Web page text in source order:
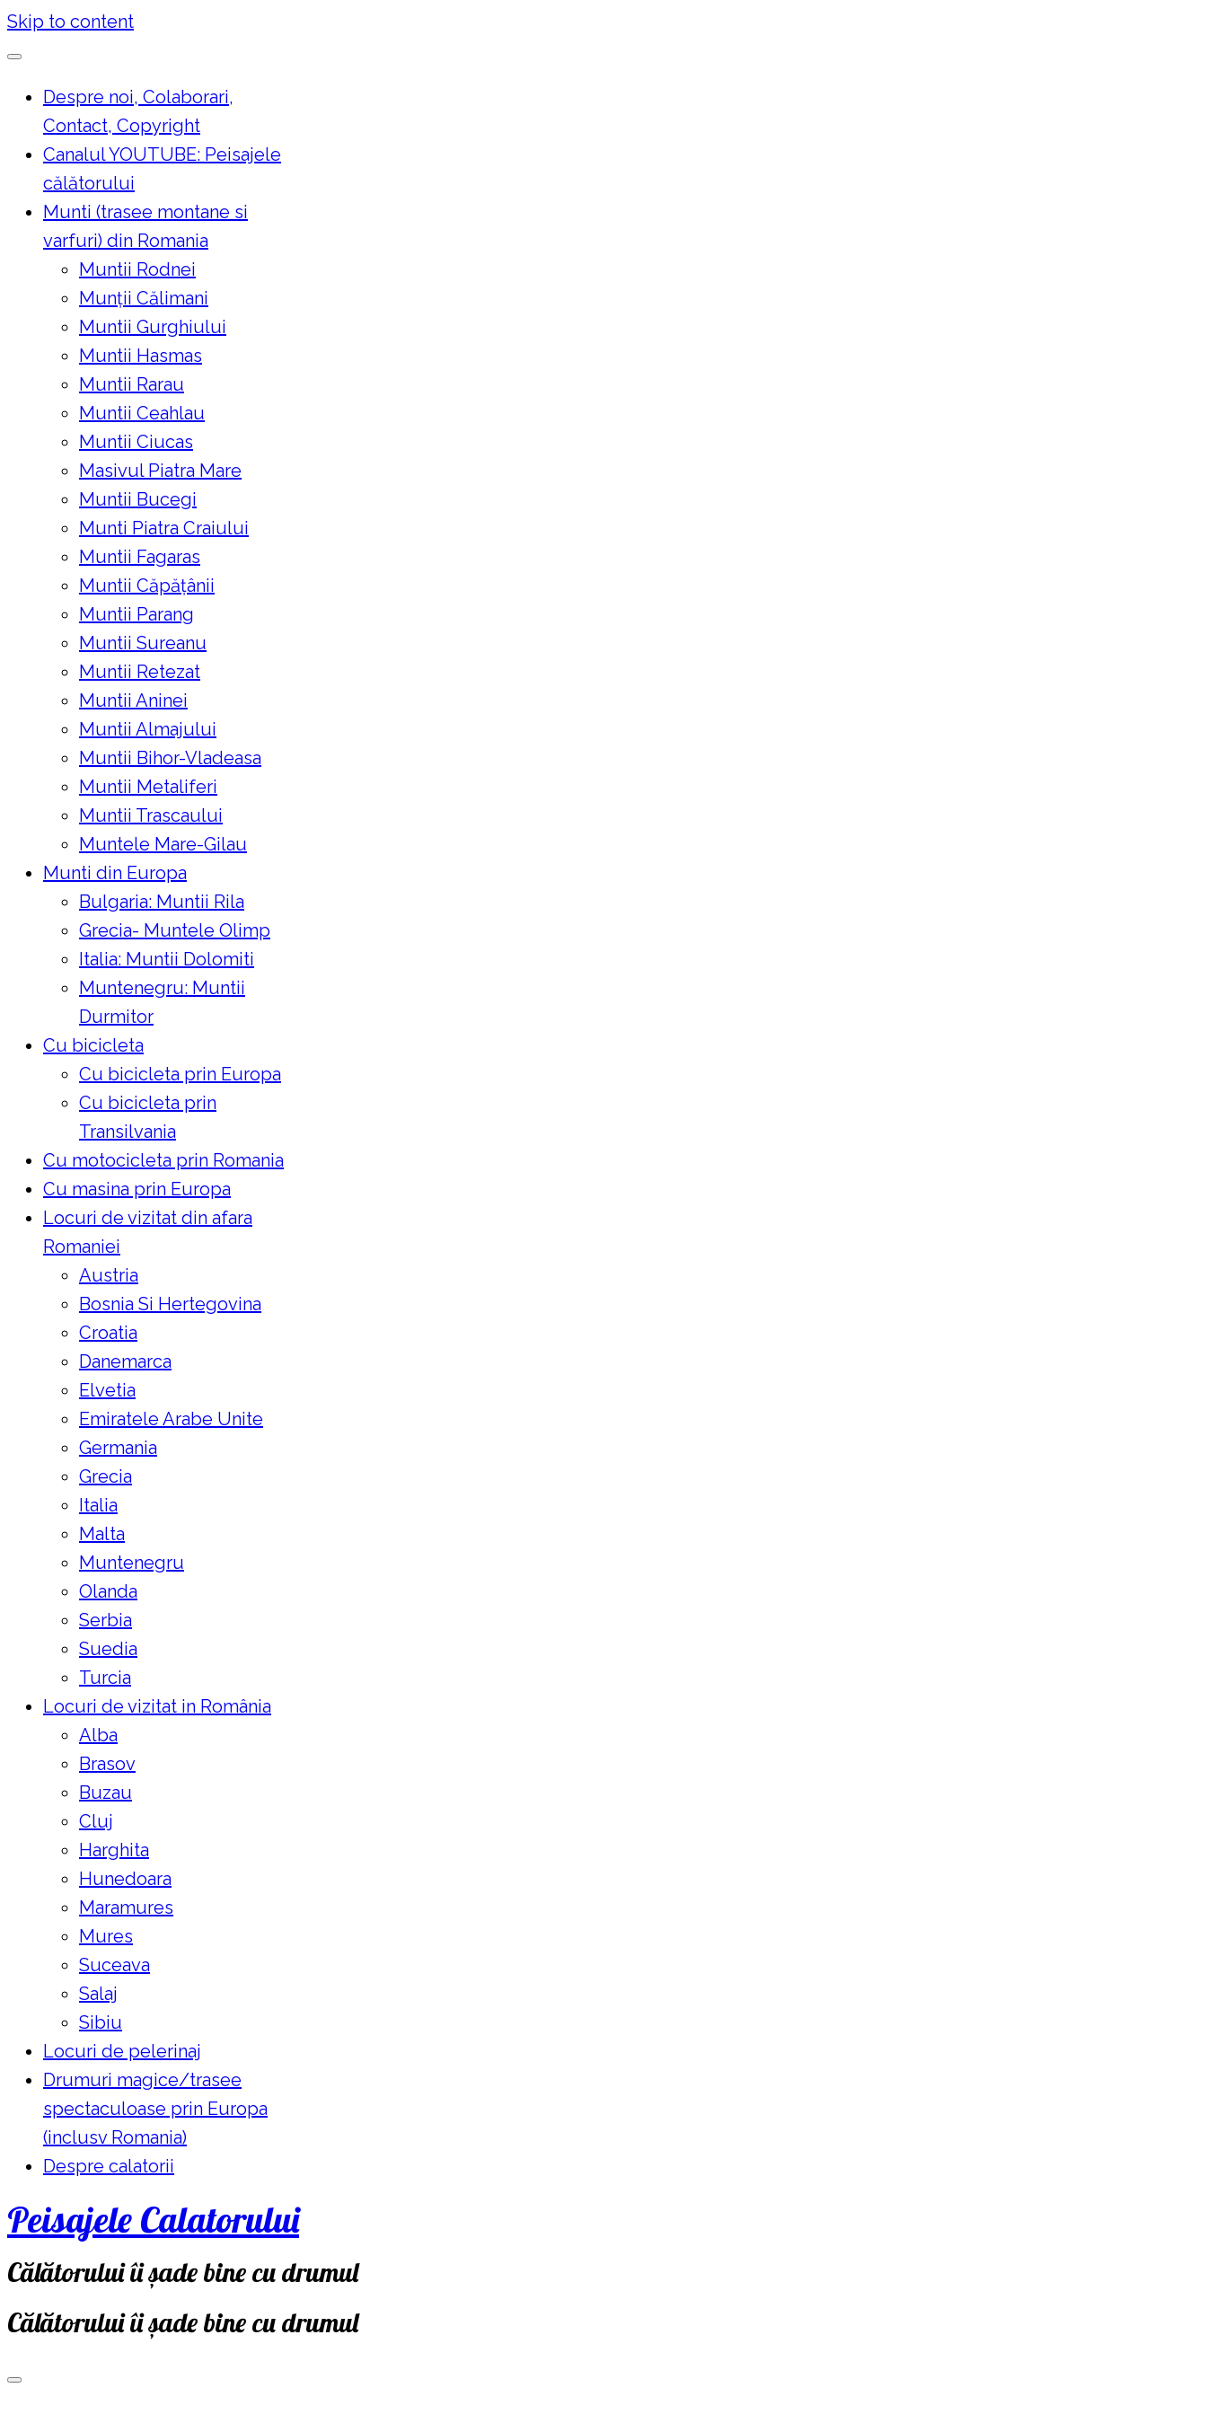
Skip to content
Despre noi, Colaborari,
Contact, Copyright
Canalul YOUTUBE: Peisajele
călătorului
Munti (trasee montane si
varfuri) din Romania
Muntii Rodnei
Munţii Călimani
Muntii Gurghiului
Muntii Hasmas
Muntii Rarau
Muntii Ceahlau
Muntii Ciucas
Masivul Piatra Mare
Muntii Bucegi
Munti Piatra Craiului
Muntii Fagaras
Muntii Căpățânii
Muntii Parang
Muntii Sureanu
Muntii Retezat
Muntii Aninei
Muntii Almajului
Muntii Bihor-Vladeasa
Muntii Metaliferi
Muntii Trascaului
Muntele Mare-Gilau
Munti din Europa
Bulgaria: Muntii Rila
Grecia- Muntele Olimp
Italia: Muntii Dolomiti
Muntenegru: Muntii
Durmitor
Cu bicicleta
Cu bicicleta prin Europa
Cu bicicleta prin
Transilvania
Cu motocicleta prin Romania
Cu masina prin Europa
Locuri de vizitat din afara
Romaniei
Austria
Bosnia Si Hertegovina
Croatia
Danemarca
Elvetia
Emiratele Arabe Unite
Germania
Grecia
Italia
Malta
Muntenegru
Olanda
Serbia
Suedia
Turcia
Locuri de vizitat in România
Alba
Brasov
Buzau
Cluj
Harghita
Hunedoara
Maramures
Mures
Suceava
Salaj
Sibiu
Locuri de pelerinaj
Drumuri magice/trasee
spectaculoase prin Europa
(inclusv Romania)
Despre calatorii
Peisajele Calatorului
Călătorului îi șade bine cu drumul
Călătorului îi șade bine cu drumul